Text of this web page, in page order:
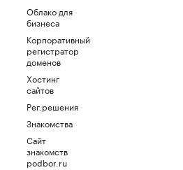
Облако для
бизнеса
Корпоративный
регистратор
доменов
Хостинг
сайтов
Рег.решения
Знакомства
Сайт
знакомств
podbor.ru